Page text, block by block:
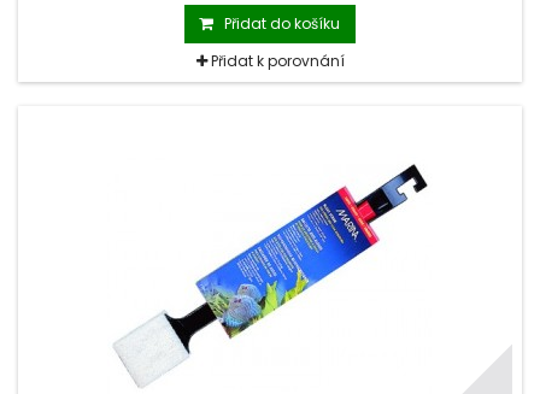
Přidat do košíku
Přidat k porovnání